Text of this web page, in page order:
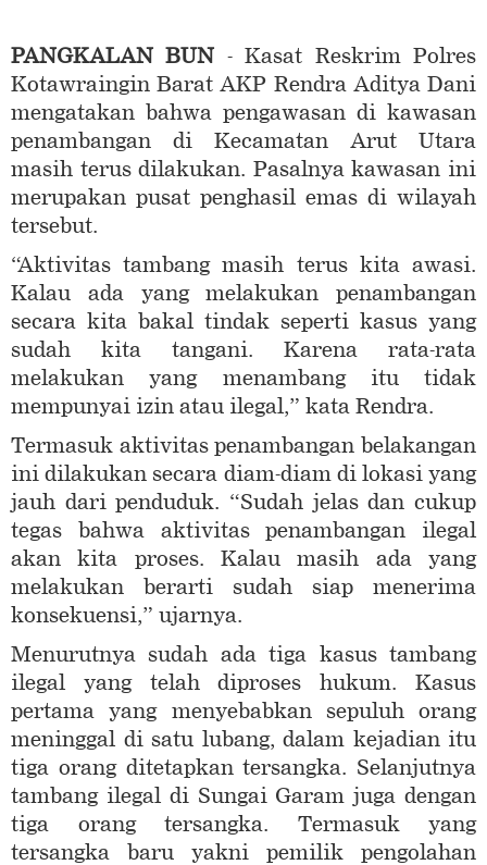
PANGKALAN BUN - Kasat Reskrim Polres
Kotawraingin Barat AKP Rendra Aditya Dani
mengatakan bahwa pengawasan di kawasan
penambangan di Kecamatan Arut Utara
masih terus dilakukan. Pasalnya kawasan ini
merupakan pusat penghasil emas di wilayah
tersebut.
“Aktivitas tambang masih terus kita awasi.
Kalau ada yang melakukan penambangan
secara kita bakal tindak seperti kasus yang
sudah kita tangani. Karena rata-rata
melakukan yang menambang itu tidak
mempunyai izin atau ilegal,” kata Rendra.
Termasuk aktivitas penambangan belakangan
ini dilakukan secara diam-diam di lokasi yang
jauh dari penduduk. “Sudah jelas dan cukup
tegas bahwa aktivitas penambangan ilegal
akan kita proses. Kalau masih ada yang
melakukan berarti sudah siap menerima
konsekuensi,” ujarnya.
Menurutnya sudah ada tiga kasus tambang
ilegal yang telah diproses hukum. Kasus
pertama yang menyebabkan sepuluh orang
meninggal di satu lubang, dalam kejadian itu
tiga orang ditetapkan tersangka. Selanjutnya
tambang ilegal di Sungai Garam juga dengan
tiga orang tersangka. Termasuk yang
tersangka baru yakni pemilik pengolahan